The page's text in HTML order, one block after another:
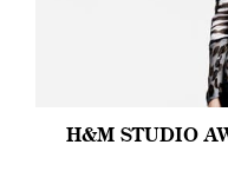
H&M STUDIO